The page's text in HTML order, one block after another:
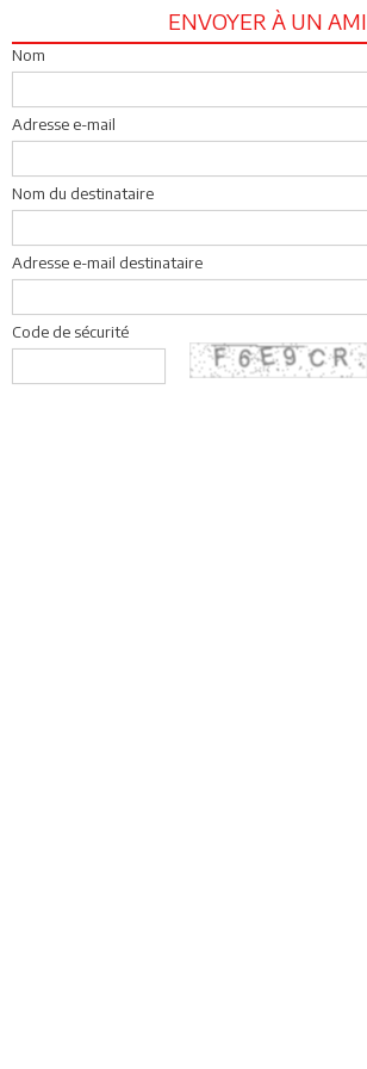
ENVOYER À UN AMI
Nom
Adresse e-mail
Nom du destinataire
Adresse e-mail destinataire
Code de sécurité